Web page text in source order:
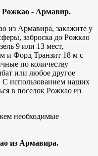
Рожкао - Армавир.
из Армавира, закажите у
заброска до Рожкао
9 или 13 мест,
и Форд Транзит 18 м с
по количеству
или любое другое
С использованием наших
в поселок Рожкао из
необходимые
из Армавира.